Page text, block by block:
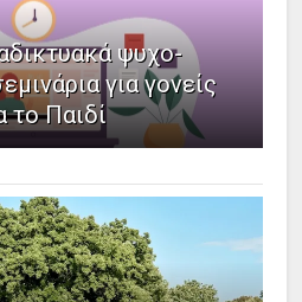
ψυχο-
για γονείς
το Παιδί